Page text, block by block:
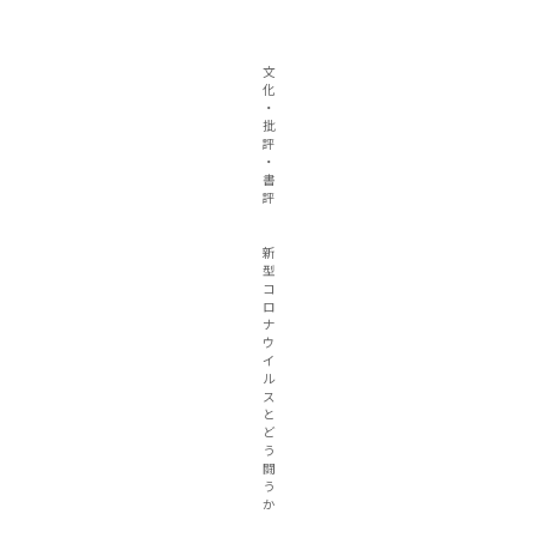
文
化
・
批
評
・
書
評
新
型
コ
ロ
ナ
ウ
イ
ル
ス
と
ど
う
闘
う
か